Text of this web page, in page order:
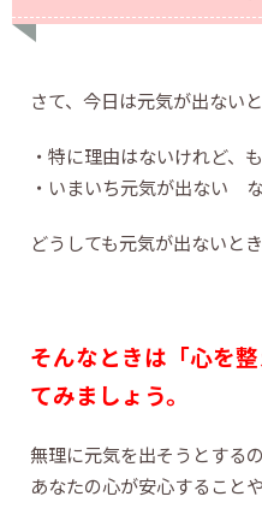
さて、今日は元気が出ない
・特に理由はないけれど、
・いまいち元気が出ない
どうしても元気が出ないと
そんなときは「心を
てみましょう。
無理に元気を出そうとするの
あなたの心が安心すること